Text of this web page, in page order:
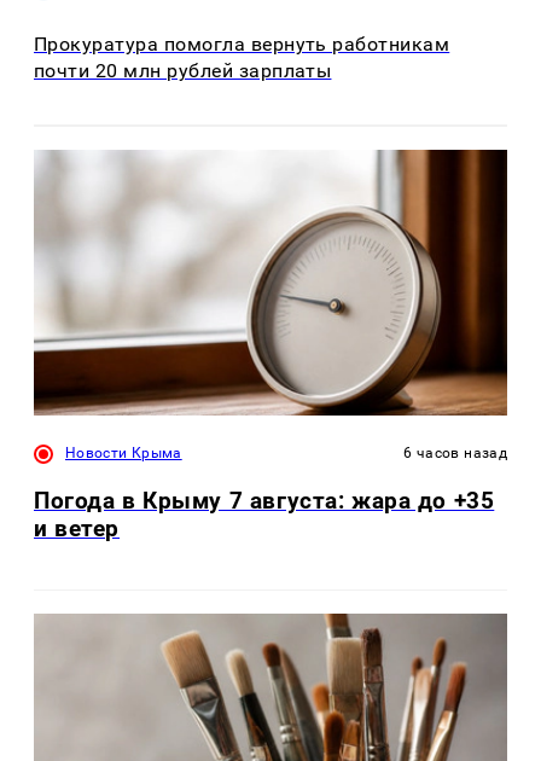
Прокуратура помогла вернуть работникам
почти 20 млн рублей зарплаты
Новости Крыма 6 часов назад
Погода в Крыму 7 августа: жара до +35
и ветер